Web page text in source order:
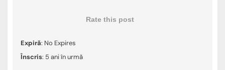
Rate this post
Expiră: No Expires
Înscris: 5 ani în urmă